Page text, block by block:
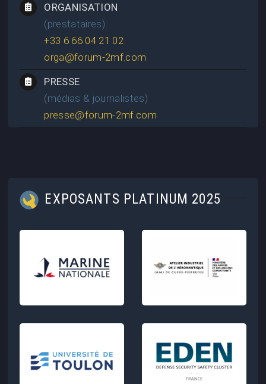
ORGANISATION
(prestataires)
+33 6 66 04 21 02
orga@forum-2mf.com
PRESSE
(médias & journalistes)
presse@forum-2mf.com
EXPOSANTS PLATINUM 2025